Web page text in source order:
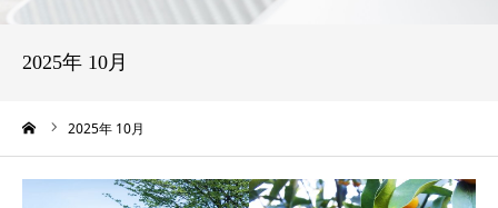
2025年 10月
2025年 10月